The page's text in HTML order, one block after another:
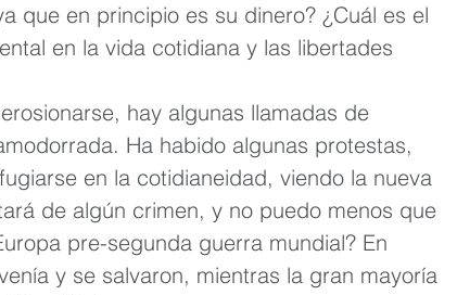
que en principio es su dinero? ¿Cuál es el
en la vida cotidiana y las libertades
hay algunas llamadas de
Ha habido algunas protestas,
en la cotidianeidad, viendo la nueva
de algún crimen, y no puedo menos que
pre-segunda guerra mundial? En
y se salvaron, mientras la gran mayoría